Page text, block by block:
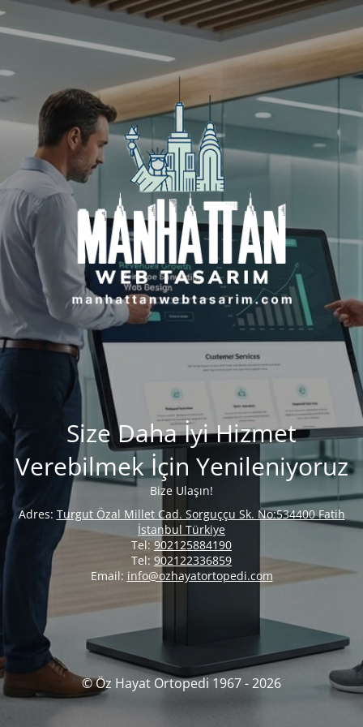
Size Daha İyi Hizmet
Verebilmek İçin Yenileniyoruz
Bize Ulaşın!
Adres: Turgut Özal Millet Cad. Sorguççu Sk. No:534400 Fatih
İstanbul Türkiye
Tel:902125884190
Tel: 902122336859
Email: info@ozhayatortopedi.com
© Öz Hayat Ortopedi 1967 - 2026